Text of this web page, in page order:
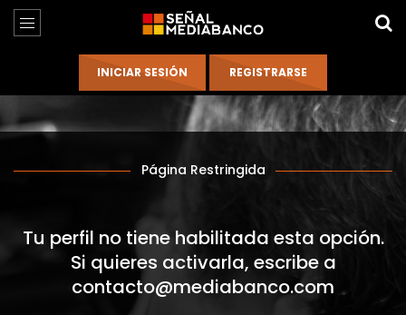
Página Restringida
Tu perfil no tiene habilitada esta opción.
Si quieres activarla, escribe a
contacto@mediabanco.com